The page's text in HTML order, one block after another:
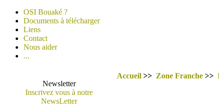
OSI Bouaké ?
Documents à télécharger
Liens
Contact
Nous aider
...
Newsletter
Inscrivez vous à notre
NewsLetter
Accueil >> Zone Franche >>